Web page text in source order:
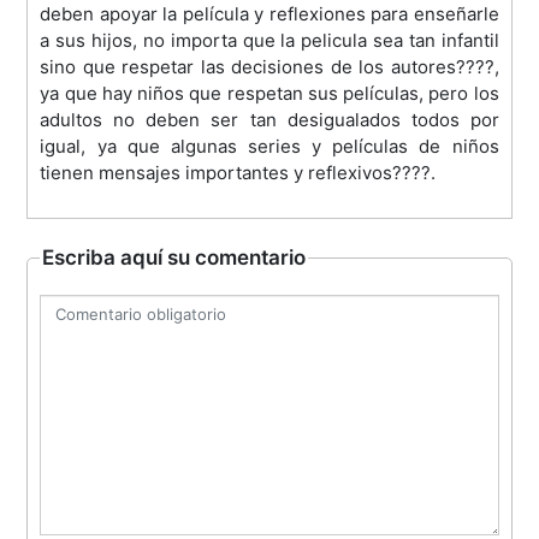
deben apoyar la película y reflexiones para enseñarle
a sus hijos, no importa que la pelicula sea tan infantil
sino que respetar las decisiones de los autores????,
ya que hay niños que respetan sus películas, pero los
adultos no deben ser tan desigualados todos por
igual, ya que algunas series y películas de niños
tienen mensajes importantes y reflexivos????.
Escriba aquí su comentario